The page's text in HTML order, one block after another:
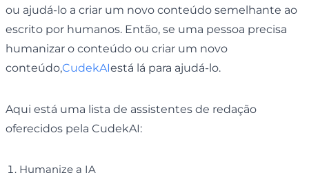
ou ajudá-lo a criar um novo conteúdo semelhante ao
escrito por humanos. Então, se uma pessoa precisa
humanizar o conteúdo ou criar um novo
conteúdo,CudekAIestá lá para ajudá-lo.
Aqui está uma lista de assistentes de redação
oferecidos pela CudekAI:
Humanize a IA